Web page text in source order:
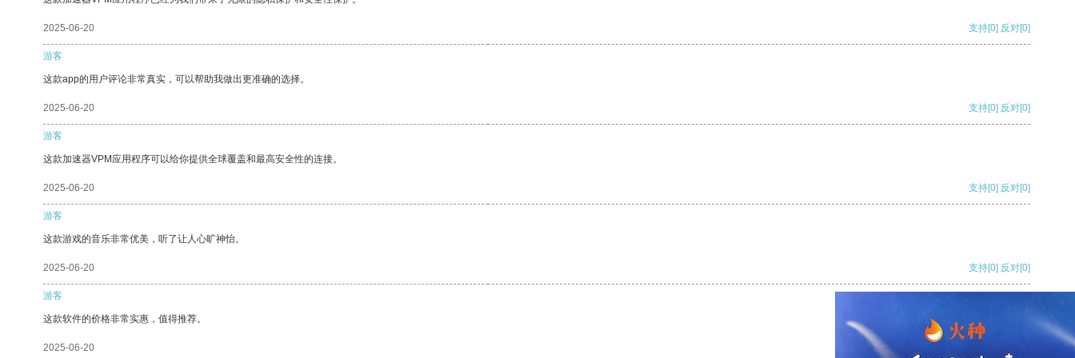
2025-06-20 支持[0] 反对[0]
游客
这款app的用户评论非常真实，可以帮助我做出更准确的选择。
2025-06-20 支持[0] 反对[0]
游客
这款加速器VPM应用程序可以给你提供全球覆盖和最高安全性的连接。
2025-06-20 支持[0] 反对[0]
游客
这款游戏的音乐非常优美，听了让人心旷神怡。
2025-06-20 支持[0] 反对[0]
游客
这款软件的价格非常实惠，值得推荐。
2025-06-20